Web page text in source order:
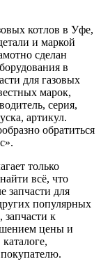
котлов в Уфе,
и маркой
сделан
в
для газовых
марок,
серия,
артикул.
обратиться
только
всё, что
запчасти для
популярных
запчасти к
цены и